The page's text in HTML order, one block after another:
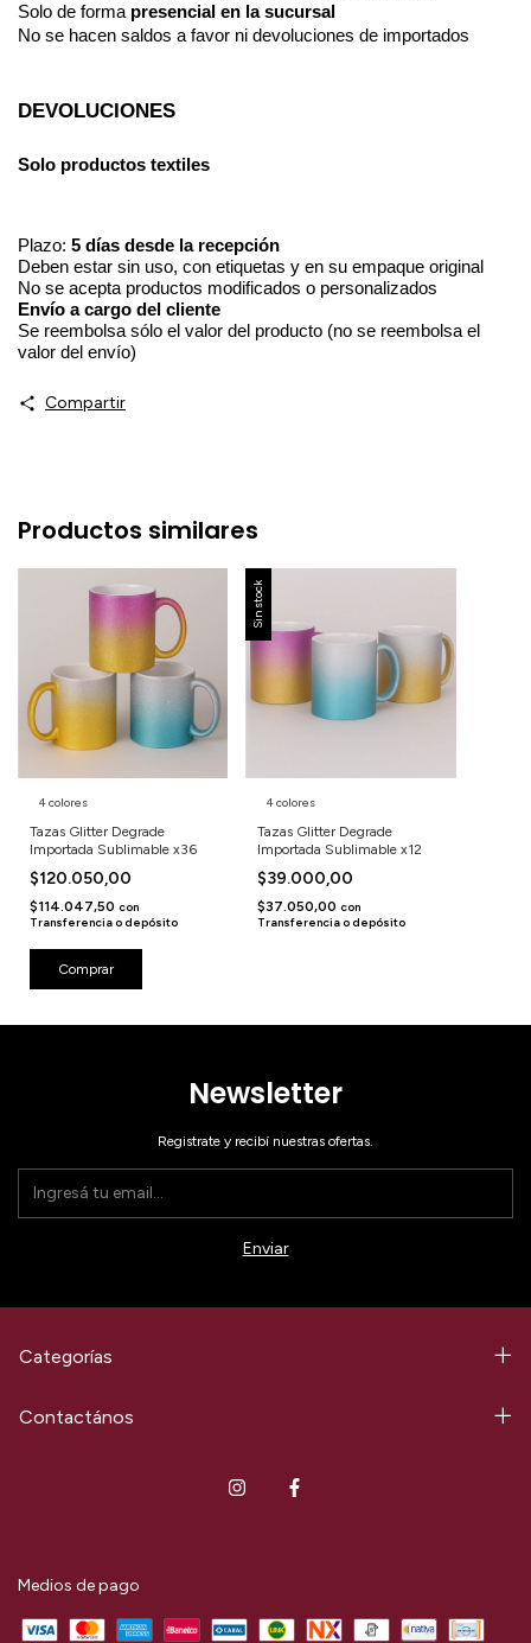
Solo de forma presencial en la sucursal
No se hacen saldos a favor ni devoluciones de importados
DEVOLUCIONES
Solo productos textiles
Plazo: 5 días desde la recepción
Deben estar sin uso, con etiquetas y en su empaque original
No se acepta productos modificados o personalizados
Envío a cargo del cliente
Se reembolsa sólo el valor del producto (no se reembolsa el
valor del envío)
Compartir
Productos similares
4 colores
Tazas Glitter Degrade
Importada Sublimable x36
$120.050,00
$114.047,50 con
Transferencia o depósito
Comprar
Sin stock
4 colores
Tazas Glitter Degrade
Importada Sublimable x12
$39.000,00
$37.050,00con
Transferencia o depósito
Newsletter
Registrate y recibí nuestras ofertas.
Categorías
Contactános
Medios de pago